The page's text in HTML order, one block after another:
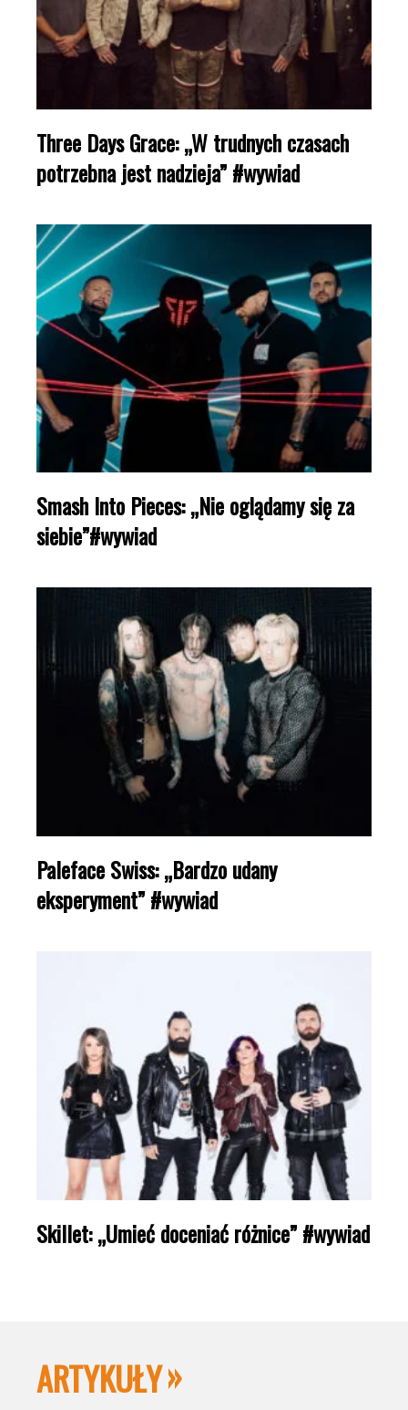
Three Days Grace: „W trudnych czasach
potrzebna jest nadzieja” #wywiad
Smash Into Pieces: „Nie oglądamy się za
siebie”#wywiad
Paleface Swiss: „Bardzo udany
eksperyment” #wywiad
Skillet: „Umieć doceniać różnice” #wywiad
ARTYKUŁY